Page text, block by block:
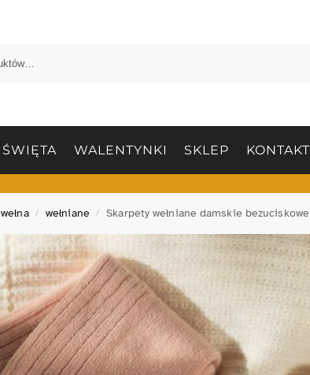
ŚWIĘTA WALENTYNKI SKLEP KONTAKT
wełna / wełniane / Skarpety wełniane damskie bezuciskowe